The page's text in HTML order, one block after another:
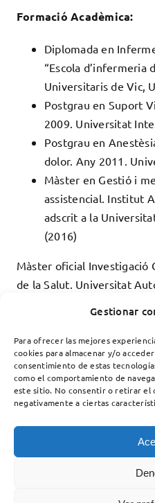
Gestionar
Para ofrecer las mejores
cookies para almacenar y/o
consentimiento de estas
como el comportamiento de
este sitio. No consentir o retirar el
negativamente a ciertas
Formació Acadèmica:
Diplomada en
“Escola d’infermeria
Universitaris de Vic,
Postgrau en Suport
2009. Universitat
Postgrau en
dolor. Any 2011.
Màster en Gestió i
assistencial. Institut
adscrit a la
(2016)
Màster oficial Investigació
de la Salut. Universitat
Unitat de
Servei de
Hospital Santa
Carrer del